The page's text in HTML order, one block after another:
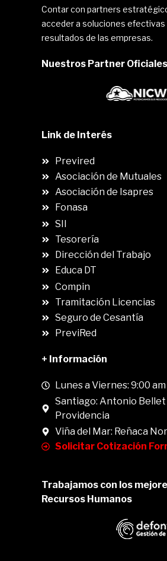
Contar con partners
acceder a soluciones efectivas
resultados de las empresas.
Nuestros Partner Oficiales
Link de Interés
Previred
Asociación de Mutuales
Asociación de Isapres
Fonasa
SII
Tesorería
Dirección del Trabajo
Educa DT
Compin
Tramitación Licencias
Seguro de Cesantía
PreviRed
+ Información
Lunes a Viernes: 9:00
Santiago: Antonio Bellet
Providencia
Viña del Mar: Reñaca
Solicitar Cotización
Trabajamos con los
Recursos Humanos